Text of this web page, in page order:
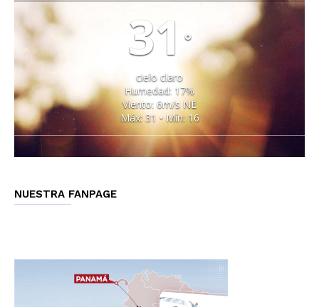
31 °
cielo claro
Humedad: 17%
Viento: 6m/s NE
Máx: 31 • Mín: 16
NUESTRA FANPAGE